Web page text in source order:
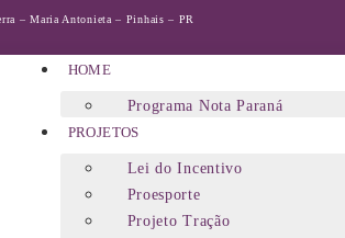
– Maria Antonieta – Pinhais – PR
HOME
Programa Nota Paraná
PROJETOS
Lei do Incentivo
Proesporte
Projeto Tração